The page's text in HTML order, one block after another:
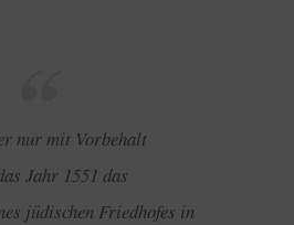
nur mit Vorbehalt
Jahr 1551 das
jüdischen Friedhofes in